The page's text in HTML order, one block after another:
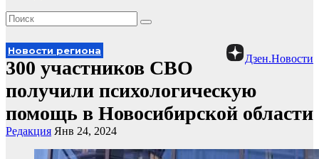
Дзен.Новости
Новости региона
300 участников СВО
получили психологическую
помощь в Новосибирской области
Редакция Янв 24, 2024